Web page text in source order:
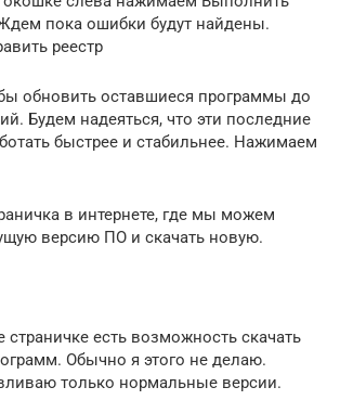
пока ошибки будут найдены.
реестр
обновить оставшиеся программы до
Будем надеяться, что эти последние
быстрее и стабильнее. Нажимаем
в интернете, где мы можем
версию ПО и скачать новую.
есть возможность скачать
Обычно я этого не делаю.
только нормальные версии.